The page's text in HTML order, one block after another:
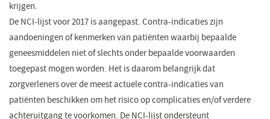
krijgen.
De NCI-lijst voor 2017 is aangepast. Contra-indicaties zijn
aandoeningen of kenmerken van patiënten waarbij bepaalde
geneesmiddelen niet of slechts onder bepaalde voorwaarden
toegepast mogen worden. Het is daarom belangrijk dat
zorgverleners over de meest actuele contra-indicaties van
patiënten beschikken om het risico op complicaties en/of verdere
achteruitgang te voorkomen. De NCI-lijst ondersteunt